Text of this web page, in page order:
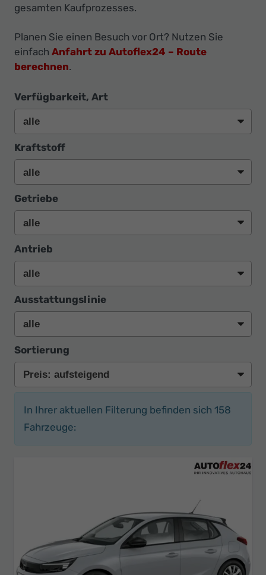
Autohaus
gesamten Kaufprozesses.
Planen Sie einen Besuch vor Ort? Nutzen Sie
einfach Anfahrt zu Autoflex24 – Route
berechnen.
Verfügbarkeit, Art
Kraftstoff
Getriebe
Antrieb
Ausstattungslinie
Sortierung
In Ihrer aktuellen Filterung befinden sich 158
Fahrzeuge: